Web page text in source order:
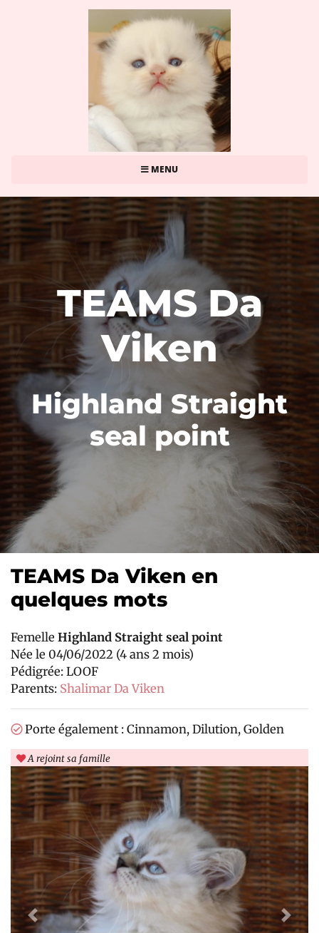
MENU
TEAMS Da
Viken
Highland Straight
seal point
A rejoint sa famille
Previous Next
TEAMS Da Viken en
quelques mots
Femelle Highland Straight seal point
Née le 04/06/2022 (4 ans 2 mois)
Pédigrée: LOOF
Parents: Shalimar Da Viken
Porte également : Cinnamon, Dilution, Golden